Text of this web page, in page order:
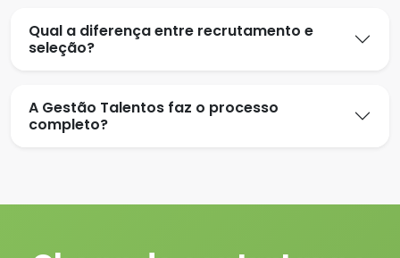
Qual a diferença entre recrutamento e
seleção?
A Gestão Talentos faz o processo
completo?